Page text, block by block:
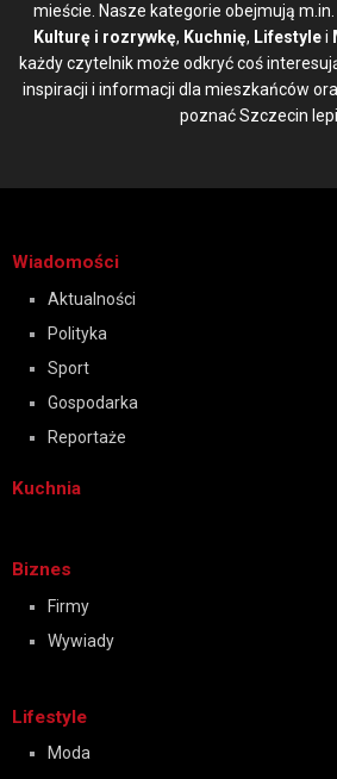
mieście. Nasze kategorie obejmują m.in.
Kulturę i rozrywkę, Kuchnię, Lifestylei
każdy czytelnik może odkryć coś
inspiracji i informacji dla mieszkańców
poznać Szczecin
Wiadomości
Aktualności
Polityka
Sport
Gospodarka
Reportaże
Kuchnia
Biznes
Firmy
Wywiady
Lifestyle
Moda